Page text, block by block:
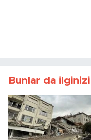
Bunlar da